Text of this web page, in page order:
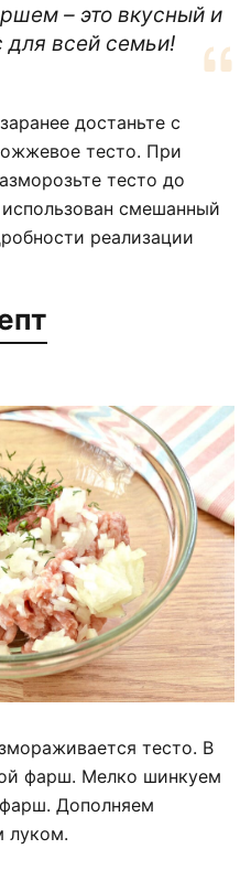
– это вкусный и
для всей семьи!
достаньте с
тесто. При
тесто до
смешанный
реализации
тесто. В
фарш. Мелко шинкуем
Дополняем
луком.